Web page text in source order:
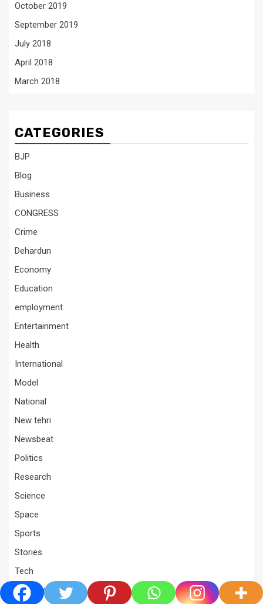
October 2019
September 2019
July 2018
April 2018
March 2018
CATEGORIES
BJP
Blog
Business
CONGRESS
Crime
Dehardun
Economy
Education
employment
Entertainment
Health
International
Model
National
New tehri
Newsbeat
Politics
Research
Science
Space
Sports
Stories
Tech
Trending